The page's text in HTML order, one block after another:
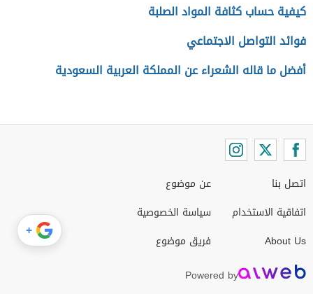
كيفية حساب كثافة المواد الصلبة
فوائد التواصل الاجتماعي
أفضل ما قاله الشعراء عن المملكة العربية السعودية
اتصل بنا
اتفاقية الاستخدام
About Us
عن موضوع
سياسة الخصوصية
فريق موضوع
Powered by
+